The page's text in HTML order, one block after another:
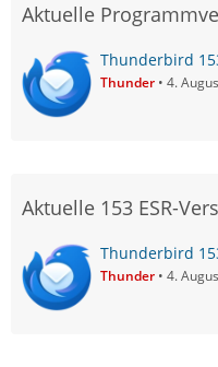
Aktuelle
Thunderbird
Thunder 4.
Aktuelle 153 ESR-
Thunderbird
Thunder 4.